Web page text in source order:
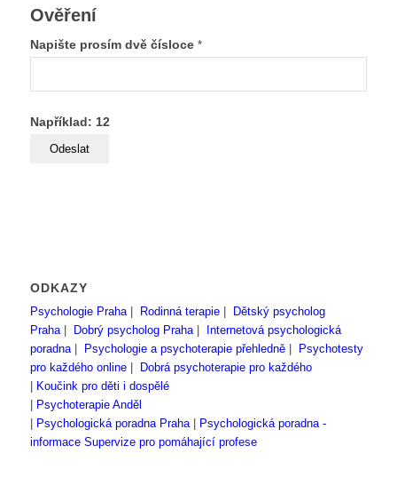
Ověření
Napište prosím dvě čísloce *
Například: 12
ODKAZY
Psychologie Praha| Rodinná terapie|
Dětský psycholog
Praha| Dobrý psycholog Praha|
Internetová psychologická
poradna| Psychologie a psychoterapie přehledně|
Psychotesty
pro každého online|
Dobrá psychoterapie pro každého
Koučink pro děti i dospělé
Psychoterapie Anděl
Psychologická poradna Praha|
Psychologická poradna -
informace Supervize pro pomáhající profese